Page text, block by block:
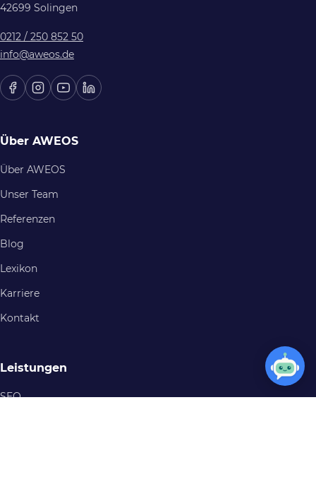
42699 Solingen
0212 / 250 852 50
info@aweos.de
Über AWEOS
Über AWEOS
Unser Team
Referenzen
Blog
Lexikon
Karriere
Kontakt
Leistungen
SEO